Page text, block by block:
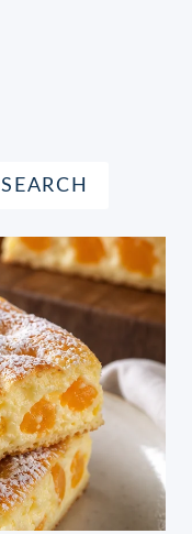
SEARCH